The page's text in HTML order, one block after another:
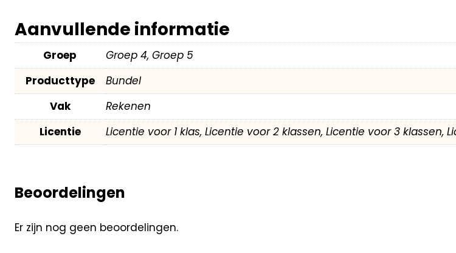
Aanvullende informatie
Groep
Groep 4, Groep 5
Producttype
Bundel
Vak
Rekenen
Licentie
Licentie voor 1 klas, Licentie voor 2 klassen, Licentie voor 3
Beoordelingen
Er zijn nog geen beoordelingen.